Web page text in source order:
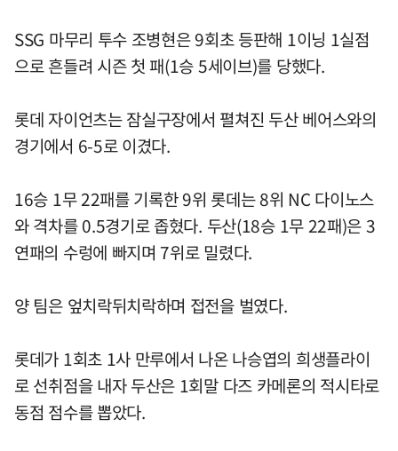
SSG 마무리 투수 조병현은 9회초 등판해 1이닝 1실점
으로 흔들려 시즌 첫 패(1승 5세이브)를 당했다.
롯데 자이언츠는 잠실구장에서 펼쳐진 두산 베어스와의
경기에서 6-5로 이겼다.
16승 1무 22패를 기록한 9위 롯데는 8위 NC 다이노스
와 격차를 0.5경기로 좁혔다. 두산(18승 1무 22패)은 3
연패의 수렁에 빠지며 7위로 밀렸다.
양 팀은 엎치락뒤치락하며 접전을 벌였다.
롯데가 1회초 1사 만루에서 나온 나승엽의 희생플라이
로 선취점을 내자 두산은 1회말 다즈 카메론의 적시타로
동점 점수를 뽑았다.